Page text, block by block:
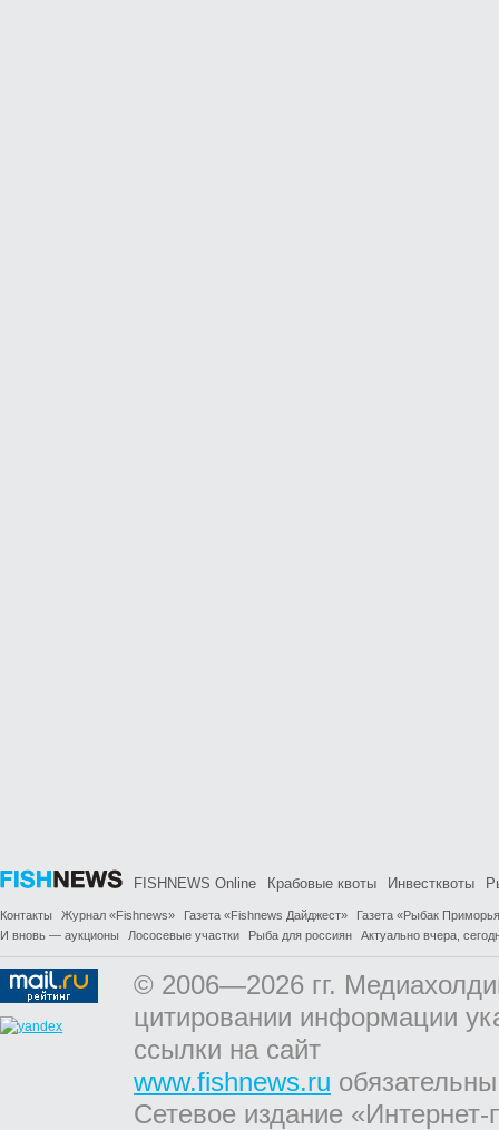
FISHNEWS Online Крабовые квоты Инвестквоты
Контакты Журнал «Fishnews» Газета «Fishnews Дайджест»
Газета «Рыбак
И вновь — аукционы
Лососевые участки Рыба для россиян Актуально вчера,
© 2006—2026 гг.
цитировании информации
ссылки на сайт
www.fishnews.ru
Сетевое издание